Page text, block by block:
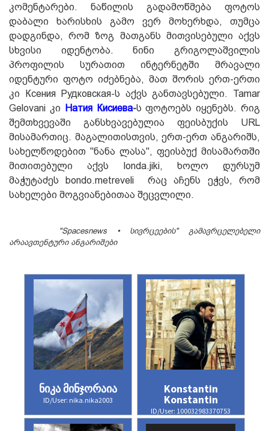
კომენტარები. ნაწილის გადამოწმება ფოტოს
დაბალი ხარისხის გამო ვერ მოხერხდა, თუმცა
დადგინდა, რომ ზოგ მათგანს მითვისებული აქვს
სხვისი იდენტობა. ნინი გრიგოლაშვილის
პროფილის სურათით ინტერნეტში მრავალი
იდენტური ფოტო იძებნება, მათ შორის ერთ-ერთი
კი Ксения Рудковская-ს აქვს განთავსებული. Tamar
Gelovani კი
Натия Кисиева-ს ფოტოებს იყენებს. რიგ
შემთხვევაში განსხვავებულია ფეისბუქის URL
მისამართიც. მაგალითისთვის, ერთ-ერთ ანგარიშს,
სახელწოდებით "ნანა ლასა", ფეისბუქ მისამართში
მითითებული აქვს londa.jiki, ხოლო დურსუმ
მაჭუტაძეს bondo.metreveli რაც აჩენს ეჭვს, რომ
სახელები მოგვიანებითაა შეცვლილი.
"Spacesnews • სივრცეების" გამავრცელებელი
არაავთენტური ანგარიშები